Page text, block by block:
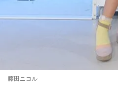
藤田ニコル